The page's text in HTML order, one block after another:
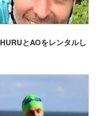
HURUとAOをレンタルし